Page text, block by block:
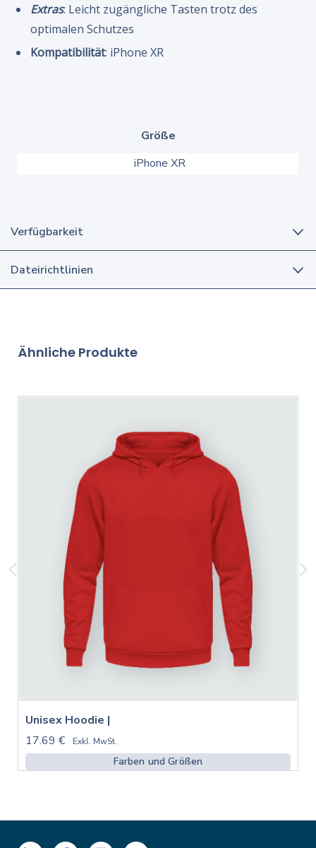
Extras: Leicht zugängliche Tasten trotz des
optimalen Schutzes
Kompatibilität: iPhone XR
Größe
iPhone XR
Verfügbarkeit
Dateirichtlinien
Ähnliche Produkte
Unisex Hoodie |
17.69 €
Exkl. MwSt.
Farben und Größen